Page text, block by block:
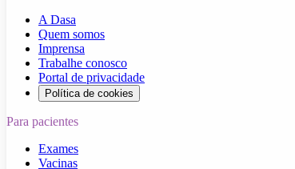
A Dasa
Quem somos
Imprensa
Trabalhe conosco
Portal de privacidade
Política de cookies
Para pacientes
Exames
Vacinas